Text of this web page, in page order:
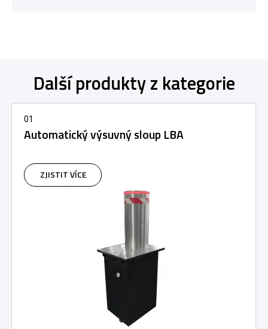
Další produkty z kategorie
01
Automatický výsuvný sloup LBA
ZJISTIT VÍCE